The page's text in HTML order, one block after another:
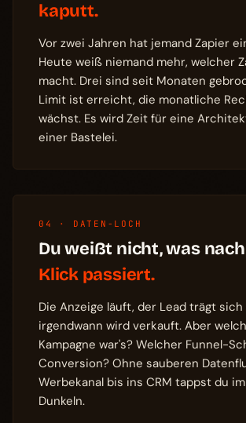
kaputt.
Vor zwei Jahren hat jemand Zapier
Heute weiß niemand mehr, welcher
macht. Drei sind seit Monaten
Limit ist erreicht, die monatliche
wächst. Es wird Zeit für eine
einer Bastelei.
04 · DATEN-LOCH
Du weißt nicht, was nach
Klick passiert.
Die Anzeige läuft, der Lead trägt sich
irgendwann wird verkauft. Aber
Kampagne war's? Welcher Funnel-
Conversion? Ohne sauberen
Werbekanal bis ins CRM tappst du
Dunkeln.